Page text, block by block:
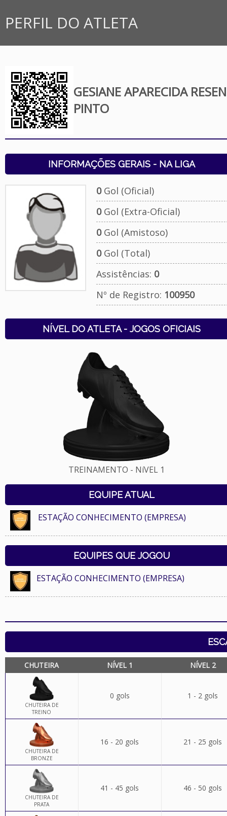
PERFIL DO ATLETA
GESIANE APARECIDA
PINTO
INFORMAÇÕES GERAIS - NA LIGA
0Gol (Oficial)
0Gol (Extra-Oficial)
0Gol (Amistoso)
0Gol (Total)
Assistências: 0
Nº de Registro: 100950
NÍVEL DO ATLETA - JOGOS OFICIAIS
TREINAMENTO - NíVEL 1
EQUIPE ATUAL
ESTAÇÃO CONHECIMENTO (EMPRESA)
EQUIPES QUE JOGOU
ESTAÇÃO CONHECIMENTO (EMPRESA)
CHUTEIRA NÍVEL 1 NÍVEL 2
CHUTEIRA DE
TREINO
0 gols 1 - 2 gols
CHUTEIRA DE
BRONZE
16 - 20 gols 21 - 25 gols
CHUTEIRA DE
PRATA
41 - 45 gols 46 - 50 gols